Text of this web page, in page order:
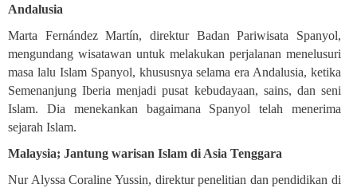
Andalusia
Marta Fernández Martín, direktur Badan Pariwisata Spanyol,
mengundang wisatawan untuk melakukan perjalanan menelusuri
masa lalu Islam Spanyol, khususnya selama era Andalusia, ketika
Semenanjung Iberia menjadi pusat kebudayaan, sains, dan seni
Islam. Dia menekankan bagaimana Spanyol telah menerima
sejarah Islam.
Malaysia; Jantung warisan Islam di Asia Tenggara
Nur Alyssa Coraline Yussin, direktur penelitian dan pendidikan di